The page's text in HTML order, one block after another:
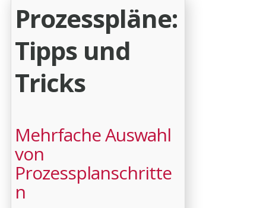
Prozesspläne:
Tipps und
Tricks
Mehrfache Auswahl
von
Prozessplanschritte
n